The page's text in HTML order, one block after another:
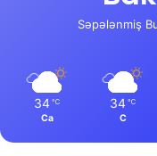
Səpələnmiş
34 ℃
Ca
34 ℃
C